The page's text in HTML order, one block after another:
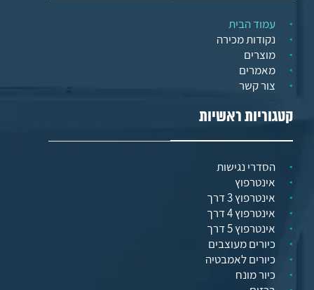
עמוד הבית
נקודות מכירה
מוצרים
מאמרים
צור קשר
קטגוריות ראשיות
הסדרי נגישות
אינטרפוץ
אינטרפוץ 3 דרך
אינטרפוץ 4 דרך
אינטרפוץ 5 דרך
כיורים מעוצבים
כיורים לאמבטיה
כיור מונח